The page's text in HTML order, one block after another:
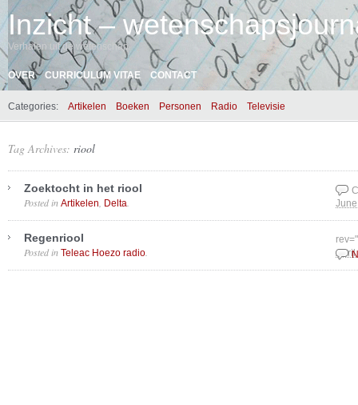
Inzicht –
Verhalen uit de wetenschap
OVER CURRICULUM VITAE CONTACT
Categories: Artikelen Boeken Personen Radio Televisie
Tag Archives: riool
Zoektocht in het riool
Posted in Artikelen Delta
Regenriool
April
Posted in Teleac Hoezo radio